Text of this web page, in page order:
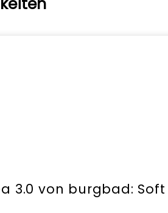
3.0 von burgbad: